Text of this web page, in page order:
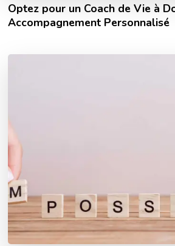
Optez pour un Coach de Vie à
Accompagnement Personnalisé